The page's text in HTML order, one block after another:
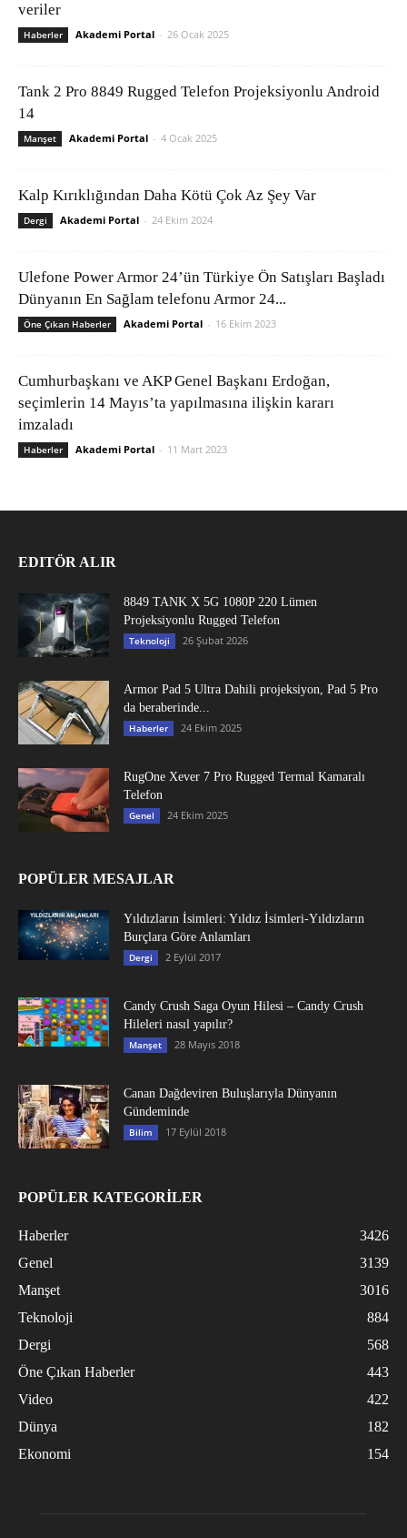
veriler
Haberler Akademi Portal - 26 Ocak 2025
Tank 2 Pro 8849 Rugged Telefon Projeksiyonlu Android
14
Manşet Akademi Portal - 4 Ocak 2025
Kalp Kırıklığından Daha Kötü Çok Az Şey Var
Dergi Akademi Portal - 24 Ekim 2024
Ulefone Power Armor 24’ün Türkiye Ön Satışları Başladı
Dünyanın En Sağlam telefonu Armor 24...
Öne Çıkan Haberler Akademi Portal - 16 Ekim 2023
Cumhurbaşkanı ve AKP Genel Başkanı Erdoğan,
seçimlerin 14 Mayıs’ta yapılmasına ilişkin kararı
imzaladı
Haberler Akademi Portal - 11 Mart 2023
EDITÖR ALIR
8849 TANK X 5G 1080P 220 Lümen
Projeksiyonlu Rugged Telefon
Teknoloji 26 Şubat 2026
Armor Pad 5 Ultra Dahili projeksiyon, Pad 5 Pro
da beraberinde...
Haberler 24 Ekim 2025
RugOne Xever 7 Pro Rugged Termal Kamaralı
Telefon
Genel 24 Ekim 2025
POPÜLER MESAJLAR
Yıldızların İsimleri: Yıldız İsimleri-Yıldızların
Burçlara Göre Anlamları
Dergi 2 Eylül 2017
Candy Crush Saga Oyun Hilesi – Candy Crush
Hileleri nasıl yapılır?
Manşet 28 Mayıs 2018
Canan Dağdeviren Buluşlarıyla Dünyanın
Gündeminde
Bilim 17 Eylül 2018
POPÜLER KATEGORİLER
Haberler
3426
Genel
3139
Manşet
3016
Teknoloji
884
Dergi
568
Öne Çıkan Haberler
443
Video
422
Dünya
182
Ekonomi
154